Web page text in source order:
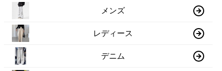
メンズ
レディース
デニム